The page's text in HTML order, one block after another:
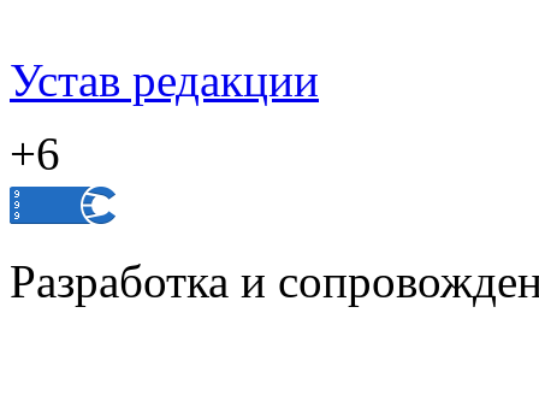
Устав редакции
+6
Разработка и